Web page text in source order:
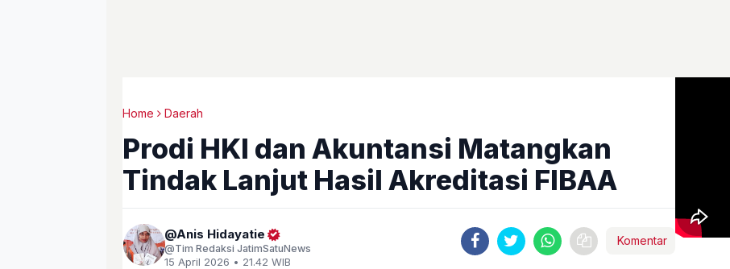
Home Daerah
Prodi HKI dan Akuntansi Matangkan
Tindak Lanjut Hasil Akreditasi FIBAA
Anis Hidayatie
Tim Redaksi JatimSatuNews
15 April 2026 • 21.42 WIB
Komentar